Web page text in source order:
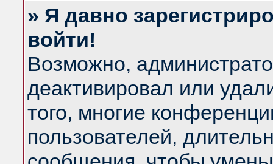
» Я давно
войти!
Возможно,
деактивировал или
того, многие
пользователей,